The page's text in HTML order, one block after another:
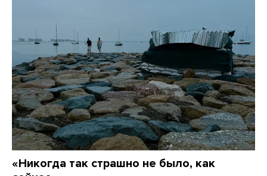
«Никогда так страшно не было, как